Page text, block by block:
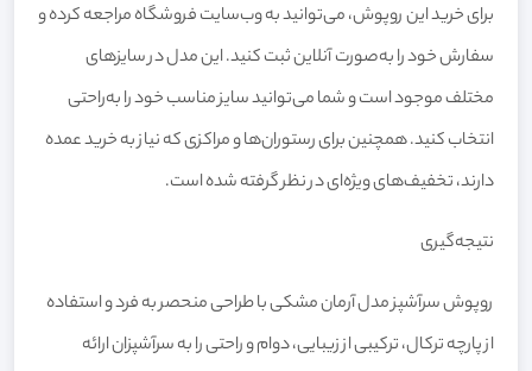
برای خرید این روپوش، می‌توانید به وب‌سایت فروشگاه مراجعه کرده و
سفارش خود را به‌صورت آنلاین ثبت کنید. این مدل در سایزهای
مختلف موجود است و شما می‌توانید سایز مناسب خود را به‌راحتی
انتخاب کنید. همچنین برای رستوران‌ها و مراکزی که نیاز به خرید عمده
دارند، تخفیف‌های ویژه‌ای در نظر گرفته شده است.
نتیجه‌گیری
روپوش سرآشپز مدل آرمان مشکی با طراحی منحصر به فرد و استفاده
از پارچه ترکال، ترکیبی از زیبایی، دوام و راحتی را به سرآشپزان ارائه